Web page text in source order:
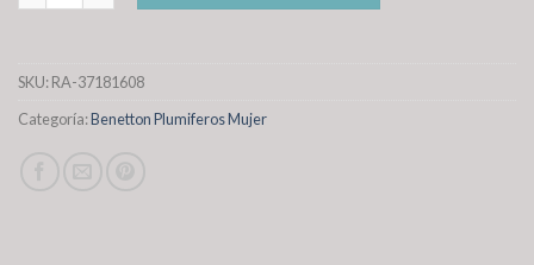
SKU:RA-37181608
Categoría:Benetton Plumiferos Mujer